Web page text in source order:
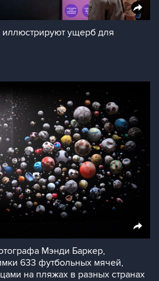
ущерб для
Мэнди Баркер,
633 футбольных мячей,
на пляжах в разных странах